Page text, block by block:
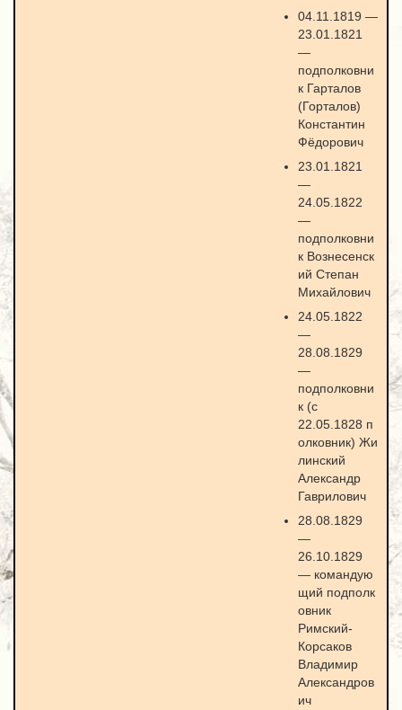
04.11.1819 —
23.01.1821
—
подполковни
к Гарталов
(Горталов)
Константин
Фёдорович
23.01.1821
—
24.05.1822
—
подполковни
к Вознесенск
ий Степан
Михайлович
24.05.1822
—
28.08.1829
—
подполковни
к (с
22.05.1828 п
олковник) Жи
линский
Александр
Гаврилович
28.08.1829
—
26.10.1829
— командую
щий подполк
овник
Римский-
Корсаков
Владимир
Александров
ич